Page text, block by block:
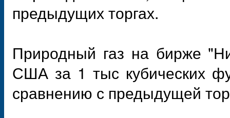
предыдущих торгах.
Природный газ на бирже
США за 1 тыс кубических
сравнению с предыдущей